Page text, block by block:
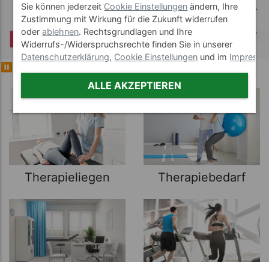
⏸
Therapieliegen Therapiebedarf
Sie können jederzeit Cookie Einstellungen ändern, Ihre
Zustimmung mit Wirkung für die Zukunft widerrufen
oderablehnen. Rechtsgrundlagen und Ihre
Widerrufs-/Widerspruchsrechte finden Sie in unserer
Datenschutzerklärung, Cookie Einstellungen und im
ALLE AKZEPTIEREN